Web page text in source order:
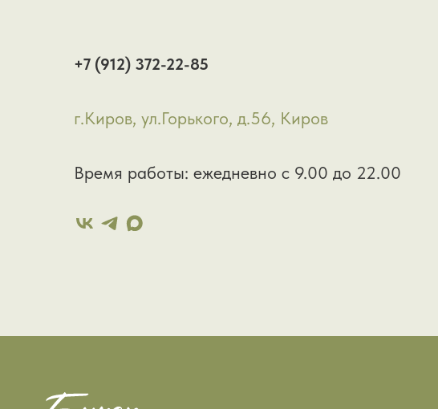
+7 (912) 372-22-85
г.Киров, ул.Горького, д.56, Киров
Время работы: ежедневно с 9.00 до 22.00